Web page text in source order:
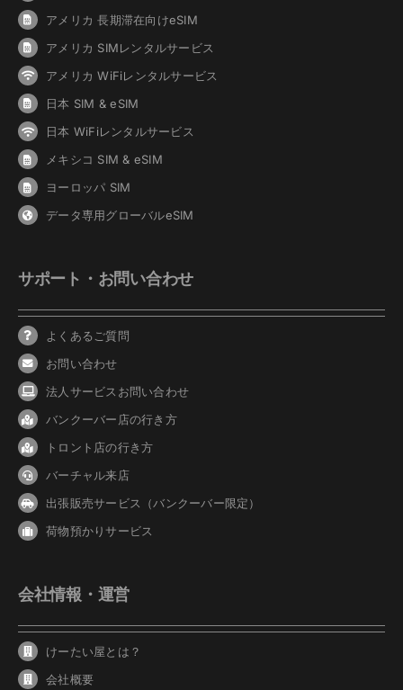
アメリカ 長期滞在向けeSIM
アメリカ SIMレンタルサービス
アメリカ WiFiレンタルサービス
日本 SIM & eSIM
日本 WiFiレンタルサービス
メキシコ SIM & eSIM
ヨーロッパ SIM
データ専用グローバルeSIM
サポート・お問い合わせ
よくあるご質問
お問い合わせ
法人サービスお問い合わせ
バンクーバー 店の行き方
トロント店の行き方
バーチャル来店
出張販売サービス（バンクーバー限定）
荷物預かりサービス
会社情報・運営
けーたい屋とは？
会社概要